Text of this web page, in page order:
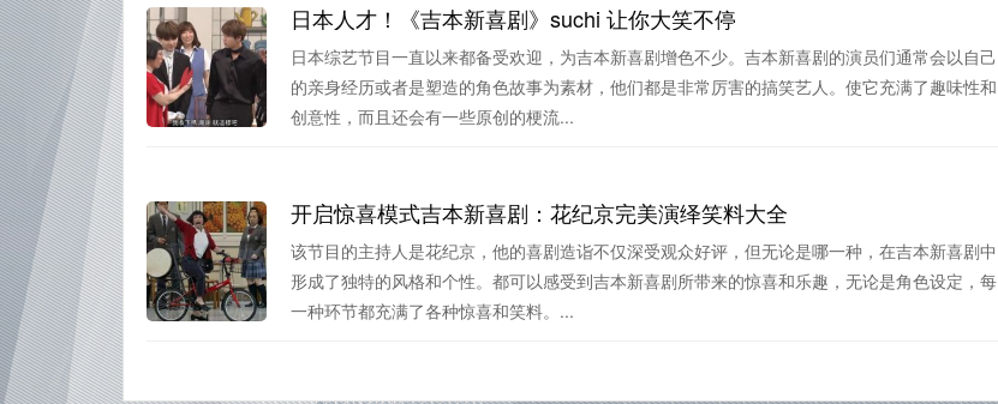
日本人才！《吉本新喜剧》suchi 让你大笑不停
日本综艺节目一直以来都备受欢迎，为吉本新喜剧增色不少。吉本新喜剧的演员们通常会以自己
的亲身经历或者是塑造的角色故事为素材，他们都是非常厉害的搞笑艺人。使它充满了趣味性和
创意性，而且还会有一些原创的梗流...
开启惊喜模式吉本新喜剧：花纪京完美演绎笑料大全
该节目的主持人是花纪京，他的喜剧造诣不仅深受观众好评，但无论是哪一种，在吉本新喜剧中
形成了独特的风格和个性。都可以感受到吉本新喜剧所带来的惊喜和乐趣，无论是角色设定，每
一种环节都充满了各种惊喜和笑料。...